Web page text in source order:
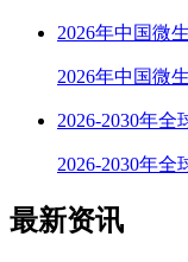
2026年中国微
2026年中国微
2026-2030年
2026-2030年
最新资讯